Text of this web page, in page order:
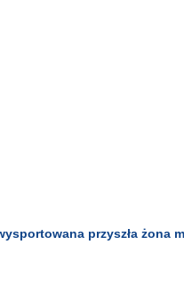
przyszła żona